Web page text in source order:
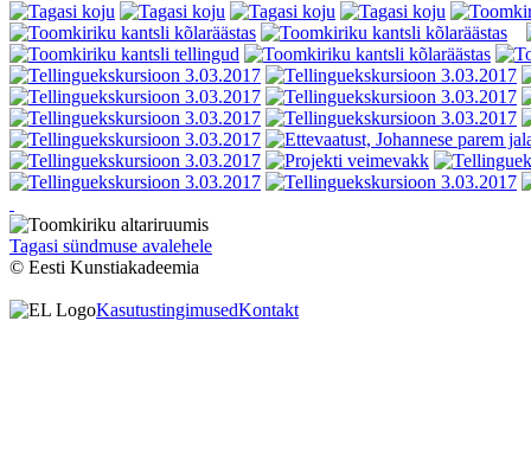
Tagasi sündmuse avalehele
© Eesti Kunstiakadeemia
KasutustingimusedKontakt